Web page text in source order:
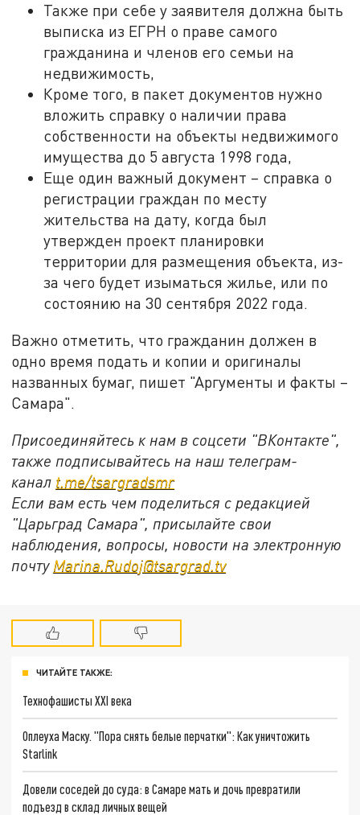
Также при себе у заявителя должна быть
выписка из ЕГРН о праве самого
гражданина и членов его семьи на
недвижимость,
Кроме того, в пакет документов нужно
вложить справку о наличии права
собственности на объекты недвижимого
имущества до 5 августа 1998 года,
Еще один важный документ – справка о
регистрации граждан по месту
жительства на дату, когда был
утвержден проект планировки
территории для размещения объекта, из-
за чего будет изыматься жилье, или по
состоянию на 30 сентября 2022 года.
Важно отметить, что гражданин должен в
одно время подать и копии и оригиналы
названных бумаг, пишет "Аргументы и факты –
Самара".
Присоединяйтесь к нам в соцсети "ВКонтакте",
также подписывайтесь на наш телеграм-
канал t.me/tsargradsmr
Если вам есть чем поделиться с редакцией
"Царьград Самара", присылайте свои
наблюдения, вопросы, новости на электронную
почту Marina.Rudoj@tsargrad.tv
ЧИТАЙТЕ ТАКЖЕ:
Технофашисты XXI века
Оплеуха Маску. "Пора снять белые перчатки": Как уничтожить
Starlink
Довели соседей до суда: в Самаре мать и дочь превратили
подъезд в склад личных вещей